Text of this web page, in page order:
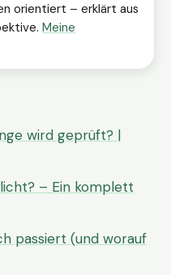
orientiert – erklärt aus
Meine
wird geprüft? |
– Ein komplett
passiert (und worauf